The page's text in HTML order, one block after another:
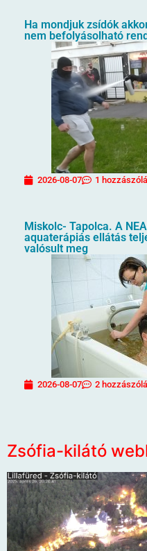
Ha mondjuk zsídók
nem befolyásolható
2026-08-07 1
Miskolc- Tapolca. A
aquaterápiás ellátás
valósult meg
2026-08-07 2
Zsófia-kilátó